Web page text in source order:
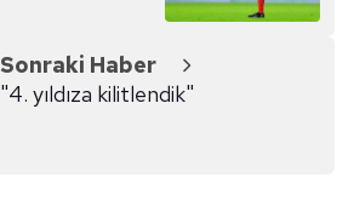
Sonraki Haber
"4. yıldıza kilitlendik"